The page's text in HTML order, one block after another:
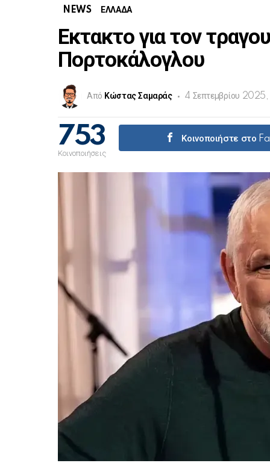
NEWS ΕΛΛΑΔΑ
Εκτακτο για τον
Πορτοκάλογλου
Από Κώστας Σαμαράς 4 Σεπτεμβρίου
753
Κοινοποιήσεις
Κοινοποιήστε στο